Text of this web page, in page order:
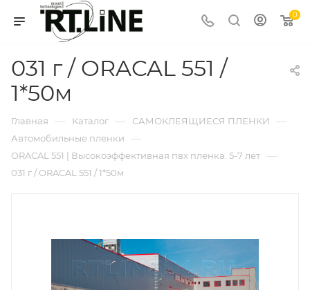
0
031 г / ORACAL 551 /
1*50м
Главная — Каталог — САМОКЛЕЯЩИЕСЯ ПЛЕНКИ —
Автомобильные пленки —
ORACAL 551 | Высокоэффективная пвх пленка. 5-7 лет —
031 г / ORACAL 551 / 1*50м